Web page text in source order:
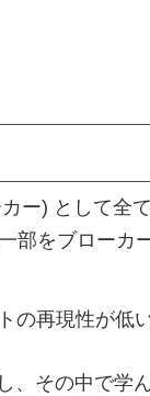
ー) として全
部をブローカ
再現性が低
その中で学